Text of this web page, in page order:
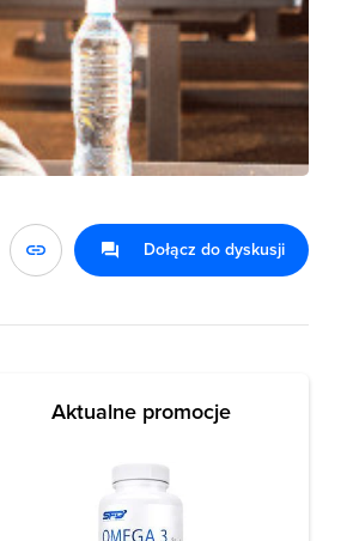
Dołącz do dyskusji
Aktualne promocje